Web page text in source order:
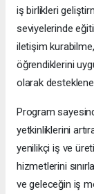
iş birlikleri
seviyelerinde
iletişim
öğrendiklerini
olarak
Program
yetkinliklerini
yenilikçi iş ve
hizmetlerini
ve geleceğin iş